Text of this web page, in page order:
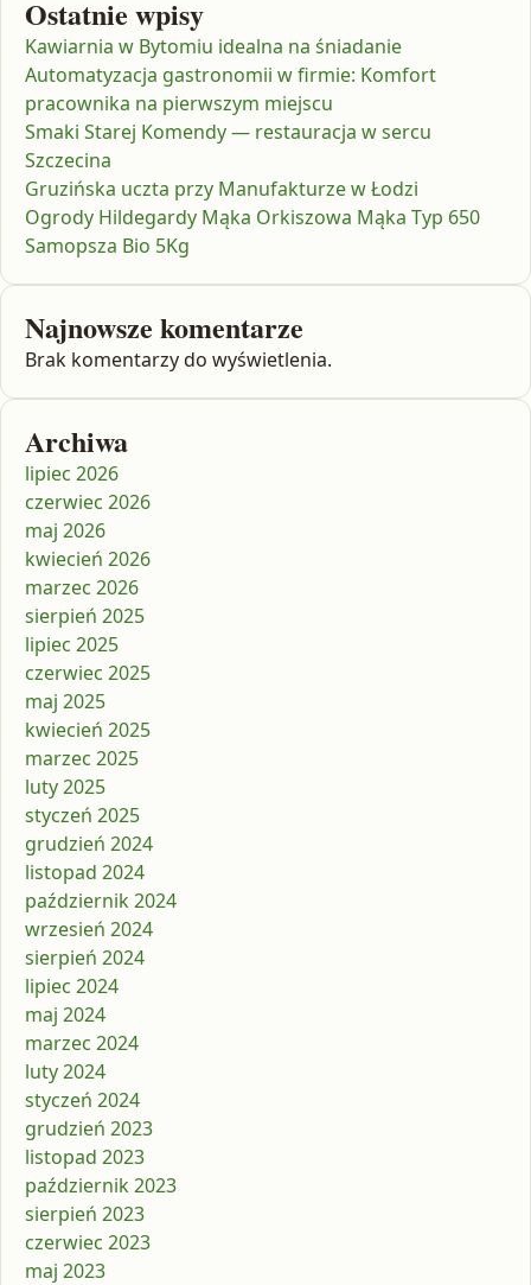
Ostatnie wpisy
Kawiarnia w Bytomiu idealna na śniadanie
Automatyzacja gastronomii w firmie: Komfort
pracownika na pierwszym miejscu
Smaki Starej Komendy — restauracja w sercu
Szczecina
Gruzińska uczta przy Manufakturze w Łodzi
Ogrody Hildegardy Mąka Orkiszowa Mąka Typ 650
Samopsza Bio 5Kg
Najnowsze komentarze
Brak komentarzy do wyświetlenia.
Archiwa
lipiec 2026
czerwiec 2026
maj 2026
kwiecień 2026
marzec 2026
sierpień 2025
lipiec 2025
czerwiec 2025
maj 2025
kwiecień 2025
marzec 2025
luty 2025
styczeń 2025
grudzień 2024
listopad 2024
październik 2024
wrzesień 2024
sierpień 2024
lipiec 2024
maj 2024
marzec 2024
luty 2024
styczeń 2024
grudzień 2023
listopad 2023
październik 2023
sierpień 2023
czerwiec 2023
maj 2023